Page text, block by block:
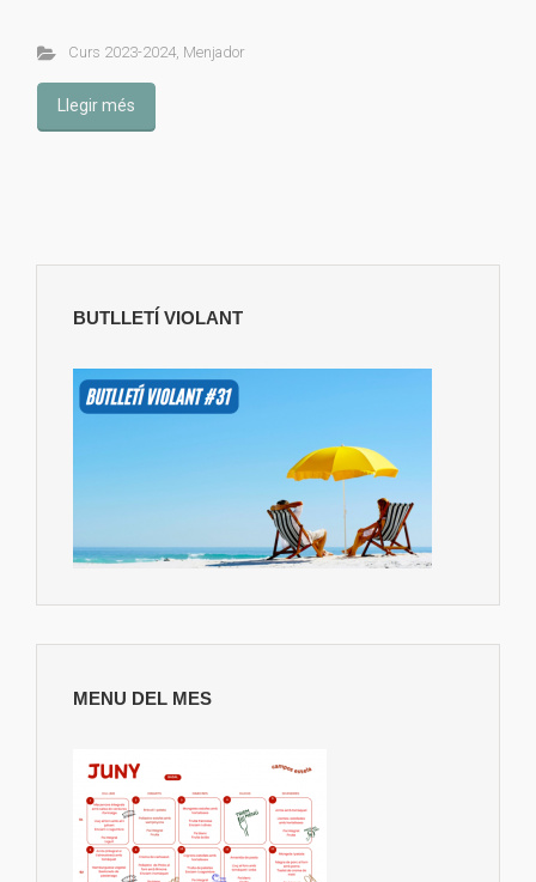
Curs 2023-2024, Menjador
Llegir més
BUTLLETÍ VIOLANT
MENU DEL MES